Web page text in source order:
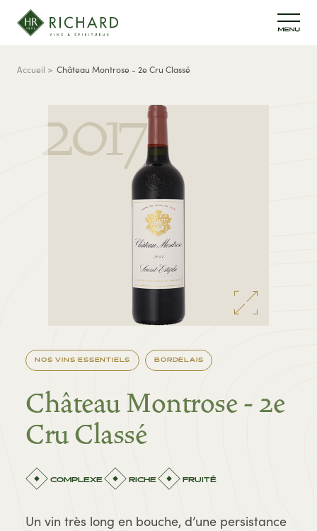
Aller au contenu principal
Fil d'Ariane
Accueil Château Montrose - 2e Cru Classé
2017
NOS VINS ESSENTIELS BORDELAIS
Château Montrose - 2e
Cru Classé
COMPLEXE RICHE FRUITÉ
Un vin très long en bouche, d’une persistance